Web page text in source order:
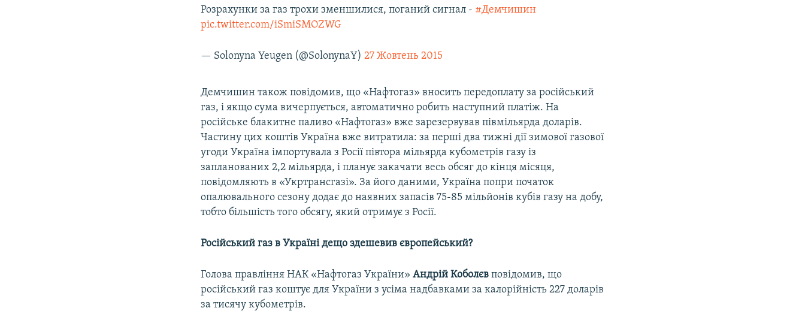
Розрахунки за газ трохи зменшилися, поганий сигнал - #Демчишин
pic.twitter.com/iSmiSMOZWG
— Solonyna Yeugen (@SolonynaY)27 Жовтень 2015
Демчишин також повідомив, що «Нафтогаз» вносить передоплату за російський
газ, і якщо сума вичерпується, автоматично робить наступний платіж. На
російське блакитне паливо «Нафтогаз» вже зарезервував півмільярда доларів.
Частину цих коштів Україна вже витратила: за перші два тижні дії зимової газової
угоди Україна імпортувала з Росії півтора мільярда кубометрів газу із
запланованих 2,2 мільярда, і планує закачати весь обсяг до кінця місяця,
повідомляють в «Укртрансгазі». За його даними, Україна попри початок
опалювального сезону додає до наявних запасів 75-85 мільйонів кубів газу на добу,
тобто більшість того обсягу, який отримує з Росії.
Російський газ в Україні дещо здешевив європейський?
Голова правління НАК «Нафтогаз України»Андрій Коболєвповідомив, що
російський газ коштує для України з усіма надбавками за калорійність 227 доларів
за тисячу кубометрів.